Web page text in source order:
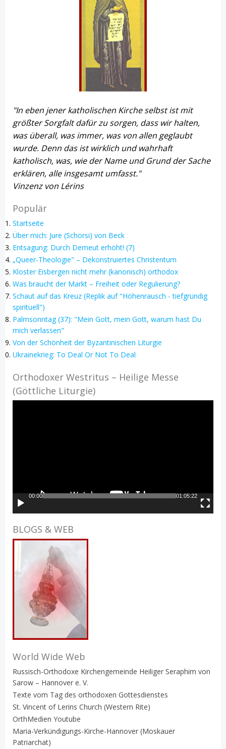
"In eben jener katholischen Kirche selbst ist mit
größter Sorgfalt dafür zu sorgen, dass wir halten,
was überall, was immer, was von allen geglaubt
wurde. Denn das ist wirklich und wahrhaft
katholisch, was, wie der Name und Grund der Sache
erklären, alle insgesamt umfasst."
Vinzenz von Lérins
Populär
Startseite
Über mich: Jure (Schorsi) von Beck
Entsagung: Durch Demeut erhöht! (7)
„Queer-Theologie" – Dekonstruiertes Christentum
Kloster Eisbergen nicht mehr (kanonisch) orthodox
Was braucht der Markt – Freiheit oder Regulierung?
Schaut auf das Kreuz (Replik auf "Höhenrausch - tiefgründig
spirituell")
Palmsonntag (37): "Mein Gott, mein Gott, warum hast Du
mich verlassen"
Von der Schönheit der Byzantinischen Liturgie
Ukrainekrieg: To Deal Or Not To Deal
Orthodoxer Westritus – Heilige Messe
(Göttliche Liturgie)
00:00 01:05:22
BLOGS & WEB
World Wide Web
Russisch-Orthodoxe Kirchengemeinde Heiliger Seraphim von
Sarow – Hannover e. V.
Texte vom Tag des orthodoxen Gottesdienstes
St. Vincent of Lerins Church (Western Rite)
OrthMedien Youtube
Maria-Verkündigungs-Kirche-Hannover (Moskauer
Patriarchat)